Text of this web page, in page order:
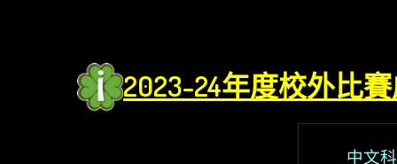
2023-24年度校外比
中文科